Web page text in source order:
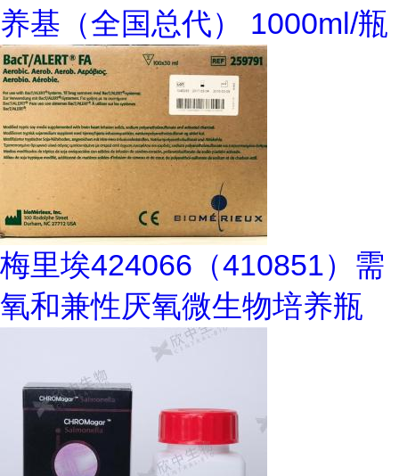
养基（全国总代） 1000ml/瓶
梅里埃424066（410851）需
氧和兼性厌氧微生物培养瓶